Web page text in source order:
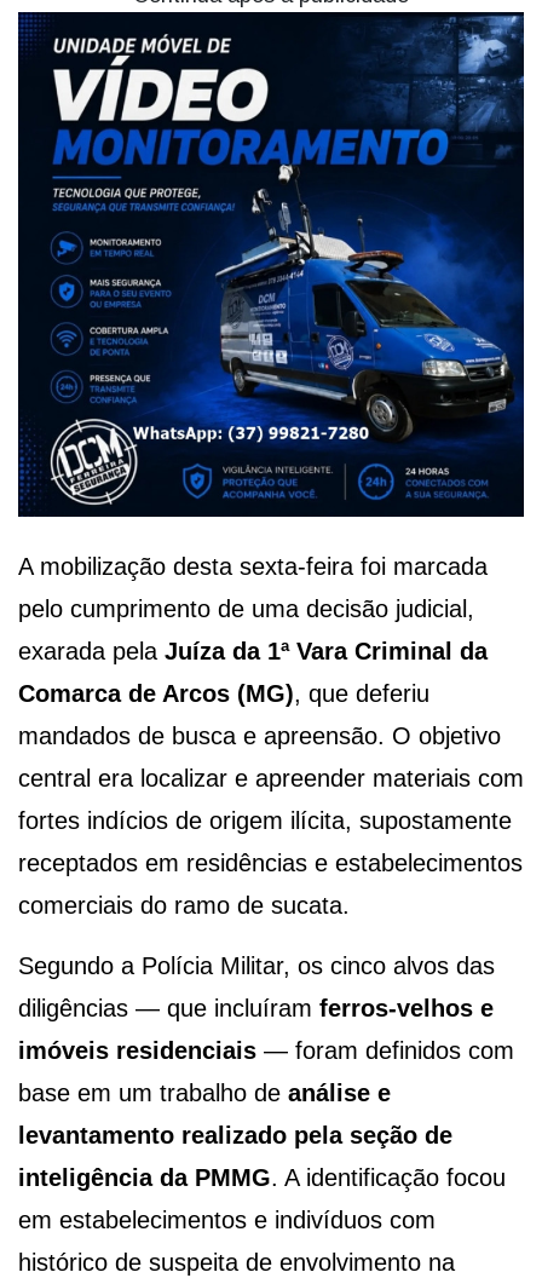
A mobilização desta sexta-feira foi marcada
pelo cumprimento de uma decisão judicial,
exarada pela Juíza da 1ª Vara Criminal da
Comarca de Arcos (MG), que deferiu
mandados de busca e apreensão. O objetivo
central era localizar e apreender materiais com
fortes indícios de origem ilícita, supostamente
receptados em residências e estabelecimentos
comerciais do ramo de sucata.
Segundo a Polícia Militar, os cinco alvos das
diligências — que incluíram ferros-velhos e
imóveis residenciais — foram definidos com
base em um trabalho de análise e
levantamento realizado pela seção de
inteligência da PMMG. A identificação focou
em estabelecimentos e indivíduos com
histórico de suspeita de envolvimento na